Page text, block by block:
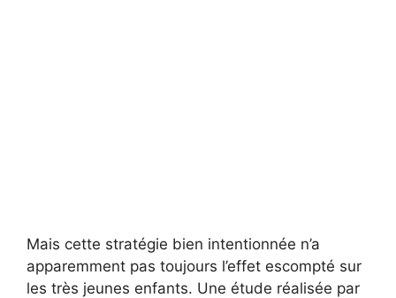
Mais cette stratégie bien intentionnée n’a
apparemment pas toujours l’effet escompté sur
les très jeunes enfants. Une étude réalisée par